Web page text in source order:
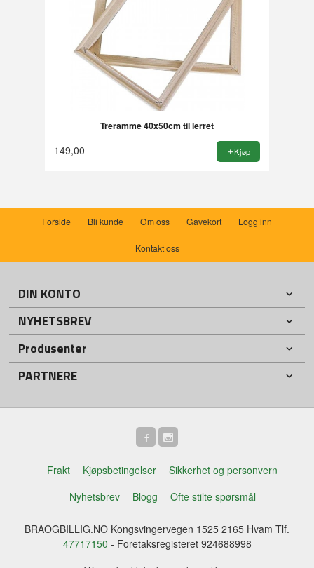
Treramme 40x50cm til lerret
149,00 Kjøp
Forside Bli kunde Om oss Gavekort Logg inn
Kontakt oss
DIN KONTO
NYHETSBREV
Produsenter
PARTNERE
Frakt Kjøpsbetingelser
Sikkerhet og personvern
Nyhetsbrev
Blogg Ofte stilte spørsmål
BRAOGBILLIG.NO Kongsvingervegen 1525 2165 Hvam Tlf.
47717150 - Foretaksregisteret 924688998